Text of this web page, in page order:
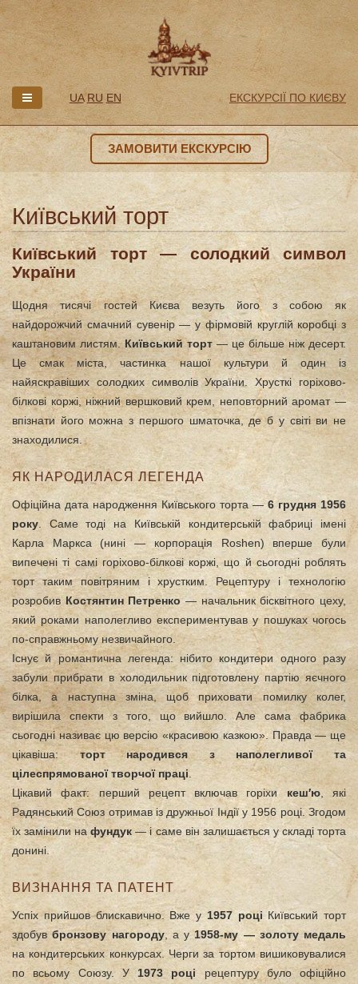
UA RU EN ЕКСКУРСІЇ ПО КИЄВУ
ЗАМОВИТИ ЕКСКУРСІЮ
Київський торт
Київський торт — солодкий символ
України
Щодня тисячі гостей Києва везуть його з собою як
найдорожчий смачний сувенір — у фірмовій круглій коробці з
каштановим листям.Київський торт— це більше ніж десерт.
Це смак міста, частинка нашої культури й один із
найяскравіших солодких символів України. Хрусткі горіхово-
білкові коржі, ніжний вершковий крем, неповторний аромат —
впізнати його можна з першого шматочка, де б у світі ви не
знаходилися.
ЯК НАРОДИЛАСЯ ЛЕГЕНДА
Офіційна дата народження Київського торта —6 грудня 1956
року . Саме тоді на Київській кондитерській фабриці імені
Карла Маркса (нині — корпорація Roshen) вперше були
випечені ті самі горіхово-білкові коржі, що й сьогодні роблять
торт таким повітряним і хрустким. Рецептуру і технологію
розробивКостянтин Петренко — начальник бісквітного цеху,
який роками наполегливо експериментував у пошуках чогось
по-справжньому незвичайного.
Існує й романтична легенда: нібито кондитери одного разу
забули прибрати в холодильник підготовлену партію яєчного
білка, а наступна зміна, щоб приховати помилку колег,
вирішила спекти з того, що вийшло. Але сама фабрика
сьогодні називає цю версію «красивою казкою». Правда — ще
цікавіша:торт народився з наполегливої та
цілеспрямованої творчої праці
Цікавий факт: перший рецепт включав горіхикеш′ю, які
Радянський Союз отримав із дружньої Індії у 1956 році. Згодом
їх замінили нафундук— і саме він залишається у складі торта
донині.
ВИЗНАННЯ ТА ПАТЕНТ
Успіх прийшов блискавично. Вже у 1957 році Київський торт
здобувбронзову нагороду, а у1958-му — золоту медаль
на кондитерських конкурсах. Черги за тортом вишиковувалися
по всьому Союзу. У 1973 році рецептуру було офіційно